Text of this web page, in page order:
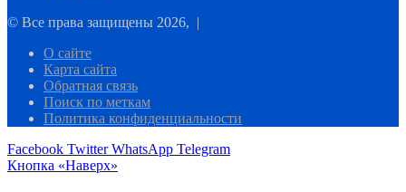
© Все права защищены 2026, |
О сайте
Карта сайта
Обратная связь
Поиск по меткам
Политика конфиденциальности
Facebook Twitter WhatsApp Telegram
Кнопка «Наверх»